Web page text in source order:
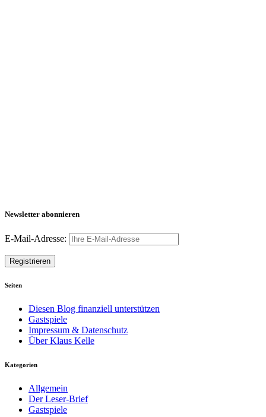
Newsletter abonnieren
E-Mail-Adresse:
Seiten
Diesen Blog finanziell unterstützen
Gastspiele
Impressum & Datenschutz
Über Klaus Kelle
Kategorien
Allgemein
Der Leser-Brief
Gastspiele